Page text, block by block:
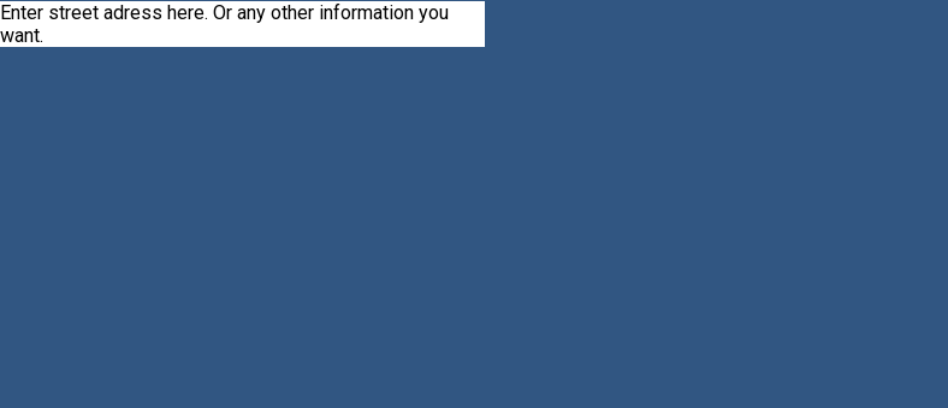
Enter street adress here. Or any other information you
want.